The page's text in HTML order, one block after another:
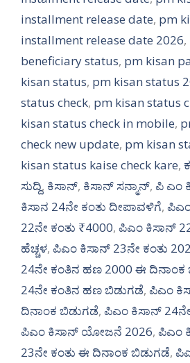
installment release date, pm
installment release date 2026,
beneficiary status, pm kisan
kisan status, pm kisan status
status check, pm kisan status
kisan status check in mobile,
check new update, pm kisan
kisan status kaise check kare,
ಸುದ್ದಿ, ಕಿಸಾನ್, ಕಿಸಾನ್ ಸನ್ಮಾನ್, ಪಿ ಎಂ
ಕಿಸಾನ 24ನೇ ಕಂತು ದೀಪಾವಳಿಗೆ,
22ನೇ ಕಂತು ₹4000, ಪಿಎಂ ಕಿಸಾನ್
ಹೆಚ್ಚಳ, ಪಿಎಂ ಕಿಸಾನ್ 23ನೇ ಕಂತು
24ನೇ ಕಂತಿನ ಹಣ 2000 ಈ ದಿನಾಂಕ
24ನೇ ಕಂತಿನ ಹಣ ಬಿಡುಗಡೆ, ಪಿಎಂ
ದಿನಾಂಕ ಬಿಡುಗಡೆ, ಪಿಎಂ ಕಿಸಾನ್
ಪಿಎಂ ಕಿಸಾನ್ ಯೋಜನೆ 2026, ಪಿಎಂ
23ನೇ ಕಂತು ಈ ದಿನಾಂಕ ಬಿಡುಗಡೆ,